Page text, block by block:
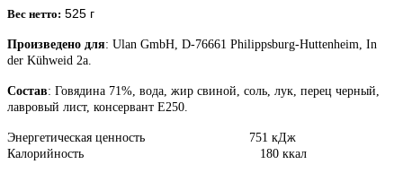
Вес нетто: 525 г
Произведено для: Ulan GmbH, D-76661 Philippsburg-Huttenheim, In
der Kühweid 2a.
Состав: Говядина 71%, вода, жир свиной, соль, лук, перец черный,
лавровый лист, консервант Е250.
Энергетическая ценность 751 кДж
Калорийность 180 ккал